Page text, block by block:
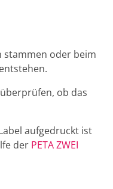
stammen oder beim
ob das
aufgedruckt ist
der PETA ZWEI